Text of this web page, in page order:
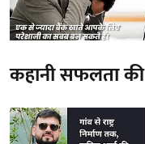
कहानी सफलता की